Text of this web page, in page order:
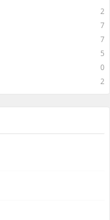
2
7
7
5
0
2